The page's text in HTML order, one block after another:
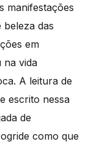
manifestações
beleza das
em
na vida
A leitura de
escrito nessa
de
como que